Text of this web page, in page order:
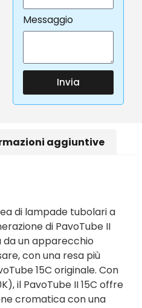
Messaggio
Invia
aggiuntive
di lampade tubolari a
di PavoTube II
da un apparecchio
con una resa più
15C originale. Con
il PavoTube II 15C offre
cromatica con una